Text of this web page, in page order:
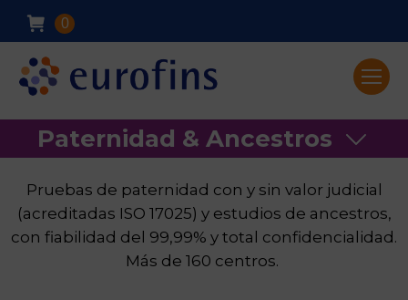
0
Paternidad & Ancestros
Pruebas de paternidad con y sin valor judicial
(acreditadas ISO 17025) y estudios de ancestros,
con fiabilidad del 99,99% y total confidencialidad.
Más de 160 centros.